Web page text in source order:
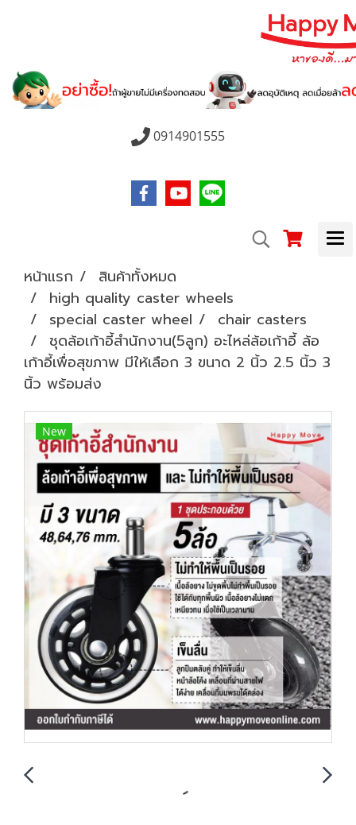
0914901555
หน้าแรก
สินค้าทั้งหมด
high quality caster wheels
special caster wheel
chair casters
ชุดล้อเก้าอี้สำนักงาน(5ลูก) อะไหล่ล้อเก้าอี้ ล้อ
เก้าอี้เพื่อสุขภาพ มีให้เลือก 3 ขนาด 2 นิ้ว 2.5 นิ้ว 3
นิ้ว พร้อมส่ง
New